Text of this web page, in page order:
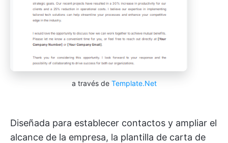
a través de Template.Net
Diseñada para establecer contactos y ampliar el
alcance de la empresa, la plantilla de carta de